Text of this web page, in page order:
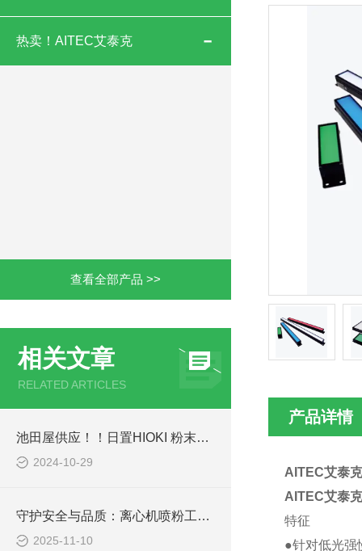
热卖！AITEC艾泰克
查看全部产品 >>
相关文章
RELATED ARTICLES
池田屋供应！！日置HIOKI 粉末阻抗测量系统
2024-10-29
守护安全与品质：离心机喷粉工艺中氧气分析仪的关键作用与操作规程
2025-11-10
产品详情
AITEC艾泰
AITEC艾泰
特征
●针对低光强